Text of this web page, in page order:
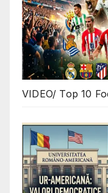
VIDEO/ Top 10